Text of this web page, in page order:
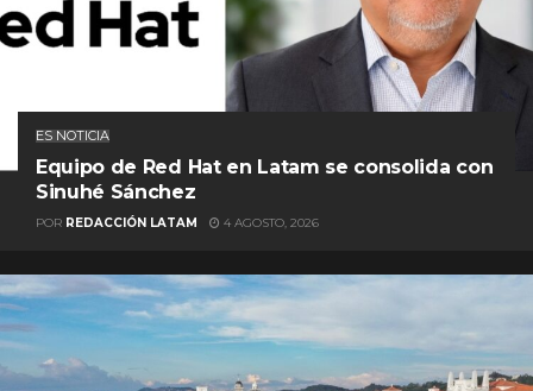
ES NOTICIA
Equipo de Red Hat en Latam se consolida con
Sinuhé Sánchez
POR REDACCIÓN LATAM 4 AGOSTO, 2026